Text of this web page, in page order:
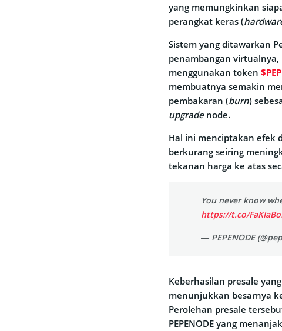
yang memungkinkan
perangkat keras (
Sistem yang ditawarkan
penambangan virtualnya,
menggunakan token
membuatnya semakin
pembakaran (burn)
upgrade node.
Hal ini menciptakan efek
berkurang seiring
tekanan harga ke atas
You never know
https://t.co/
— PEPENODE
Keberhasilan presale
menunjukkan besarnya
Perolehan presale
PEPENODE yang